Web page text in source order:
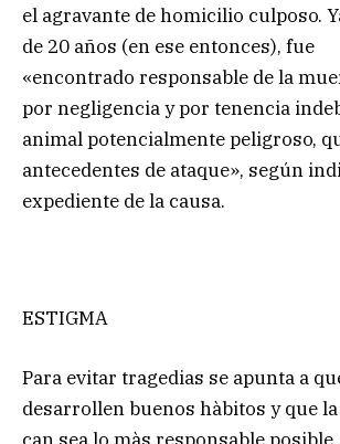
el agravante de homicilio culposo.
de 20 años (en ese entonces), fue
«encontrado responsable de la
por negligencia y por tenencia
animal potencialmente peligroso,
antecedentes de ataque», según
expediente de la causa.
ESTIGMA
Para evitar tragedias se apunta a
desarrollen buenos hàbitos y que